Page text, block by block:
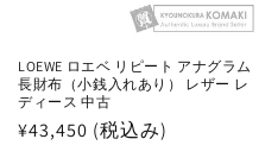
LOEWE ロエベ リピート アナグラム
長財布（小銭入れあり） レザー レ
ディース 中古
通
¥43,450 (税込み)